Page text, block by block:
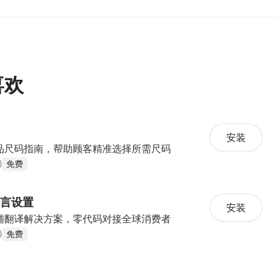
尺码指南，帮助顾客精准选择所需尺码
) 免费
安装
设置
翻译解决方案，零代码对接全球消费者
) 免费
安装